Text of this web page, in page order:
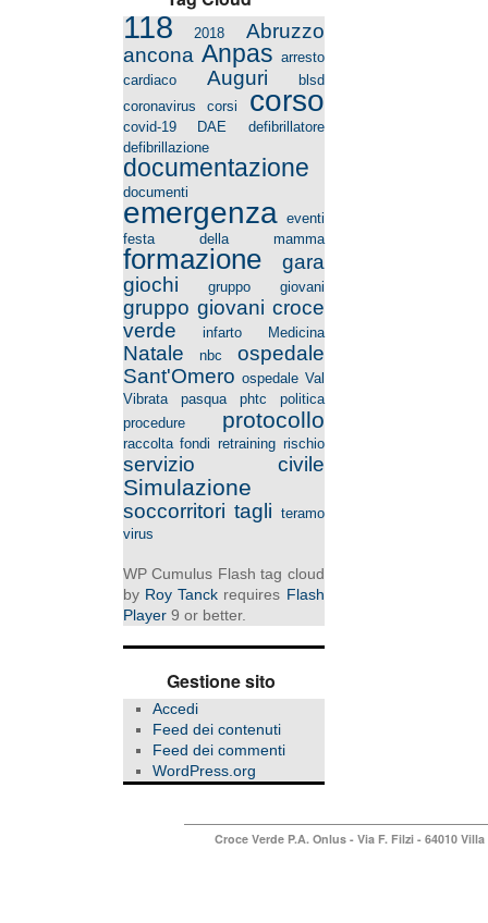
118 2018
Abruzzo
ancona Anpas arresto
cardiaco
Auguri
blsd
coronavirus
corsi corso
covid-19 DAE
defibrillatore
defibrillazione
documentazione
documenti
emergenza eventi
festa della mamma
formazione
gara
giochi
gruppo giovani
gruppo giovani croce
verde
infarto Medicina
Natale nbc
ospedale
Sant'Omero ospedale Val
Vibrata
pasqua phtc
politica
procedure
protocollo
raccolta fondi retraining rischio
servizio civile
Simulazione
soccorritori tagli teramo
virus
WP Cumulus Flash tag cloud
by Roy Tanck requires Flash
Player9 or better.
Gestione sito
Accedi
Feed dei contenuti
Feed dei commenti
WordPress.org
Croce Verde P.A. Onlus - Via F. Filzi - 64010